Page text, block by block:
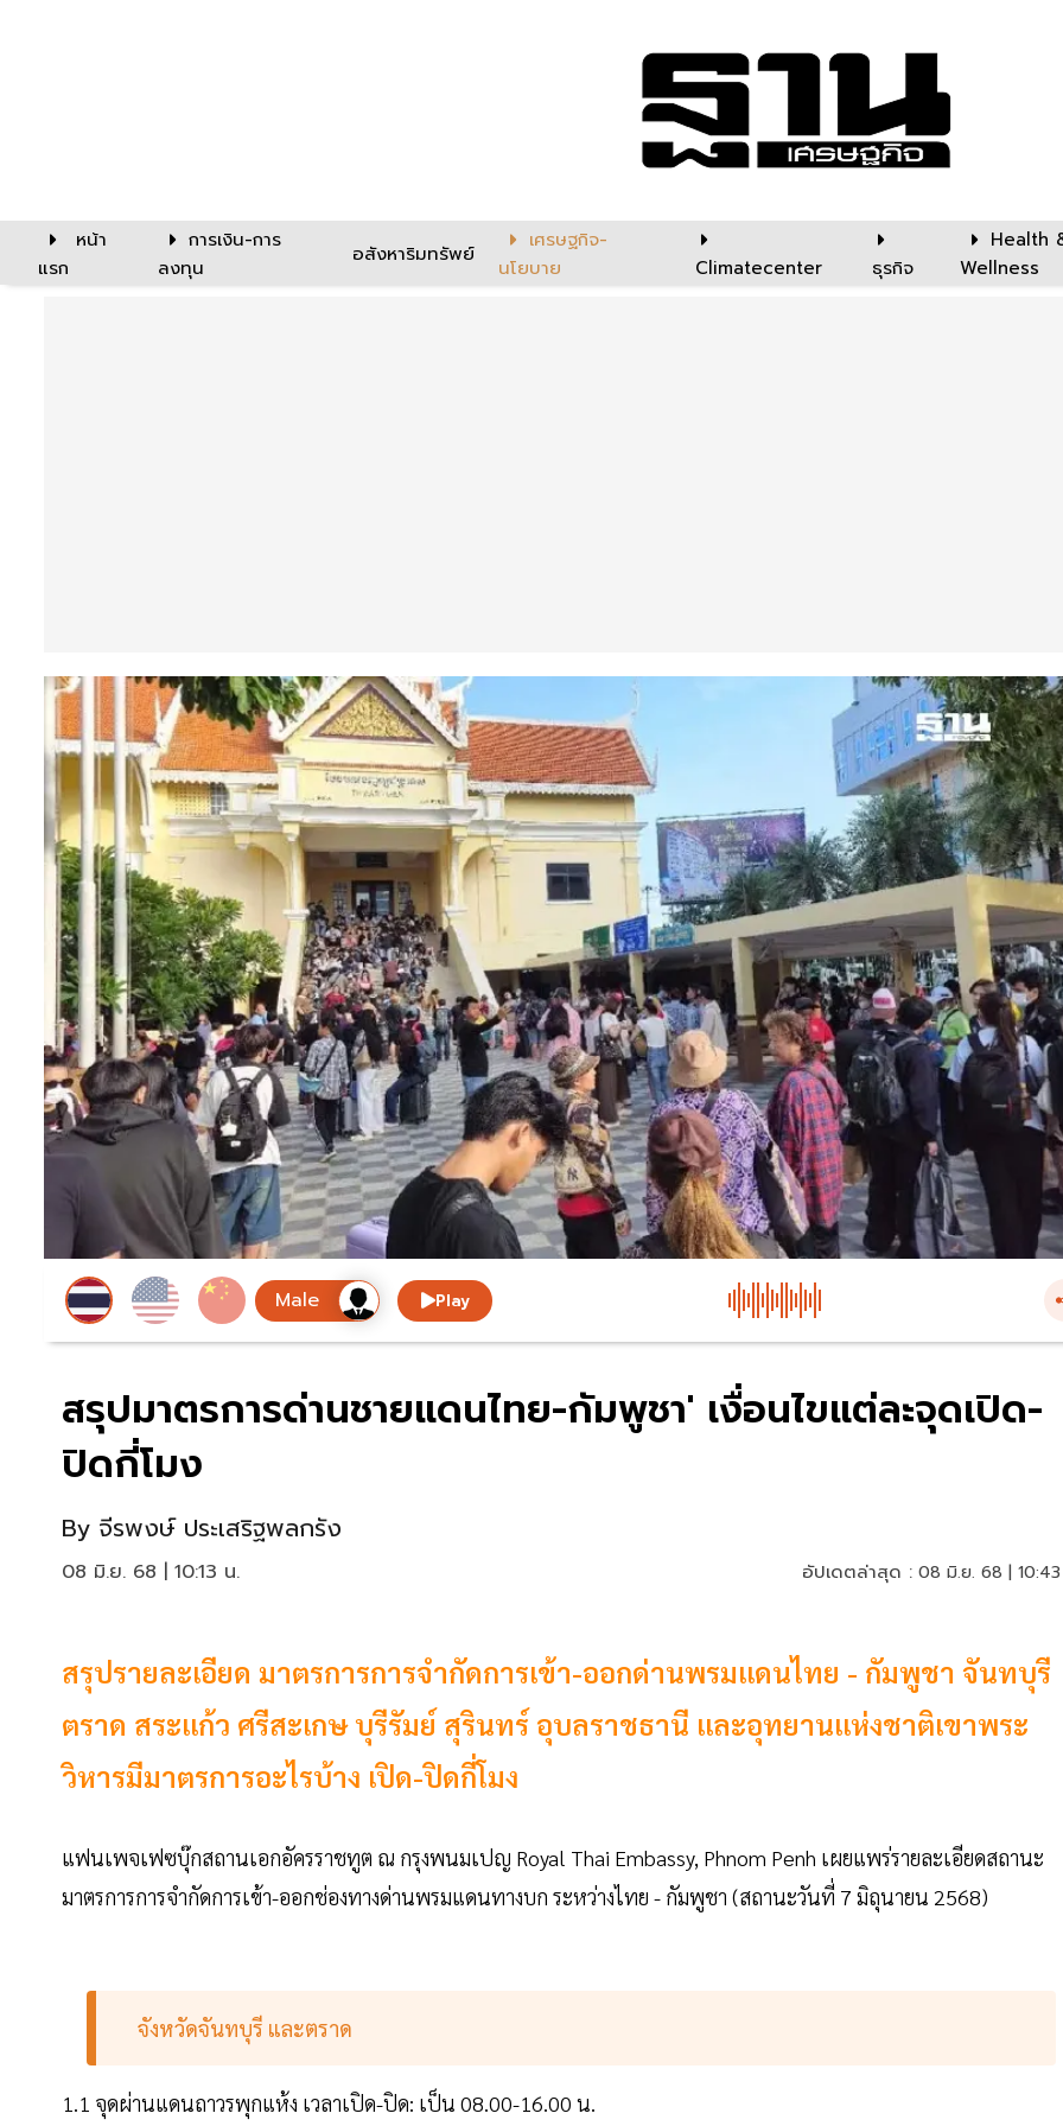
หน้า
แรก
การเงิน-การ
ลงทุน
อสังหาริมทรัพย์
เศรษฐกิจ-
นโยบาย
Climatecenter ธุรกิจ
Health
Wellness
Play
สรุปมาตรการด่านชายแดนไทย-กัมพูชา' เงื่อนไขแต่ละจุดเปิด-
ปิดกี่โมง
By จีรพงษ์ ประเสริฐพลกรัง
08 มิ.ย. 68 | 10:13 น. อัปเดตล่าสุด : 08 มิ.ย. 68 |
สรุปรายละเอียด มาตรการการจำกัดการเข้า-ออกด่านพรมแดนไทย - กัมพูชา จันทบุรี
ตราด สระแก้ว ศรีสะเกษ บุรีรัมย์ สุรินทร์ อุบลราชธานี และอุทยานแห่งชาติเขาพระ
วิหารมีมาตรการอะไรบ้าง เปิด-ปิดกี่โมง
แฟนเพจเฟซบุ๊กสถานเอกอัครราชทูต ณ กรุงพนมเปญ Royal Thai Embassy, Phnom Penh เผยแพร่รายละเอียดสถานะ
มาตรการการจำกัดการเข้า-ออกช่องทางด่านพรมแดนทางบก ระหว่างไทย - กัมพูชา (สถานะวันที่ 7 มิถุนายน 2568)
จังหวัดจันทบุรี และตราด
1.1 จุดผ่านแดนถาวรพุกแห้ง เวลาเปิด-ปิด: เป็น 08.00-16.00 น.